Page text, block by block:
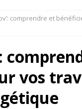
comprendre et
vos